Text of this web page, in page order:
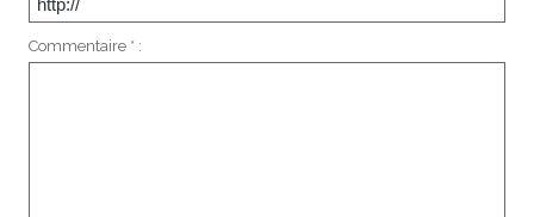
Commentaire * :